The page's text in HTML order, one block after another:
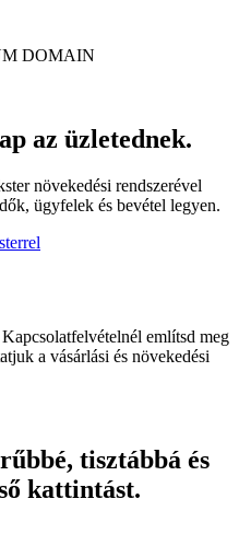
DOMAIN
az üzletednek.
növekedési rendszerével
ügyfelek és bevétel legyen.
Kapcsolatfelvételnél említsd meg
a vásárlási és növekedési
tisztábbá és
kattintást.